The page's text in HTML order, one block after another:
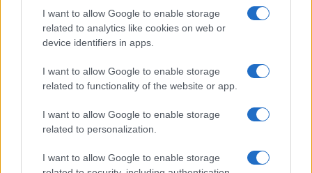
I want to allow Google to enable storage
related to analytics like cookies on web or
device identifiers in apps.
I want to allow Google to enable storage
related to functionality of the website or app.
I want to allow Google to enable storage
related to personalization.
I want to allow Google to enable storage
SERVIZI
Mappa del sito
Cookie Policy
Frasi suddivise per tema
Indice degli autori
Aforismi .meglio.it è l'archivio web dedicato a frasi,